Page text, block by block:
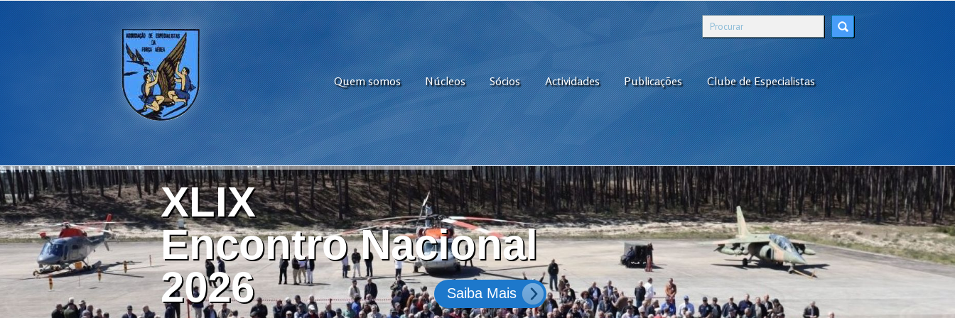
Quem somos Núcleos Sócios Actividades Publicações Clube de Especialistas
XLIX
Encontro Nacional
2026
Saiba Mais